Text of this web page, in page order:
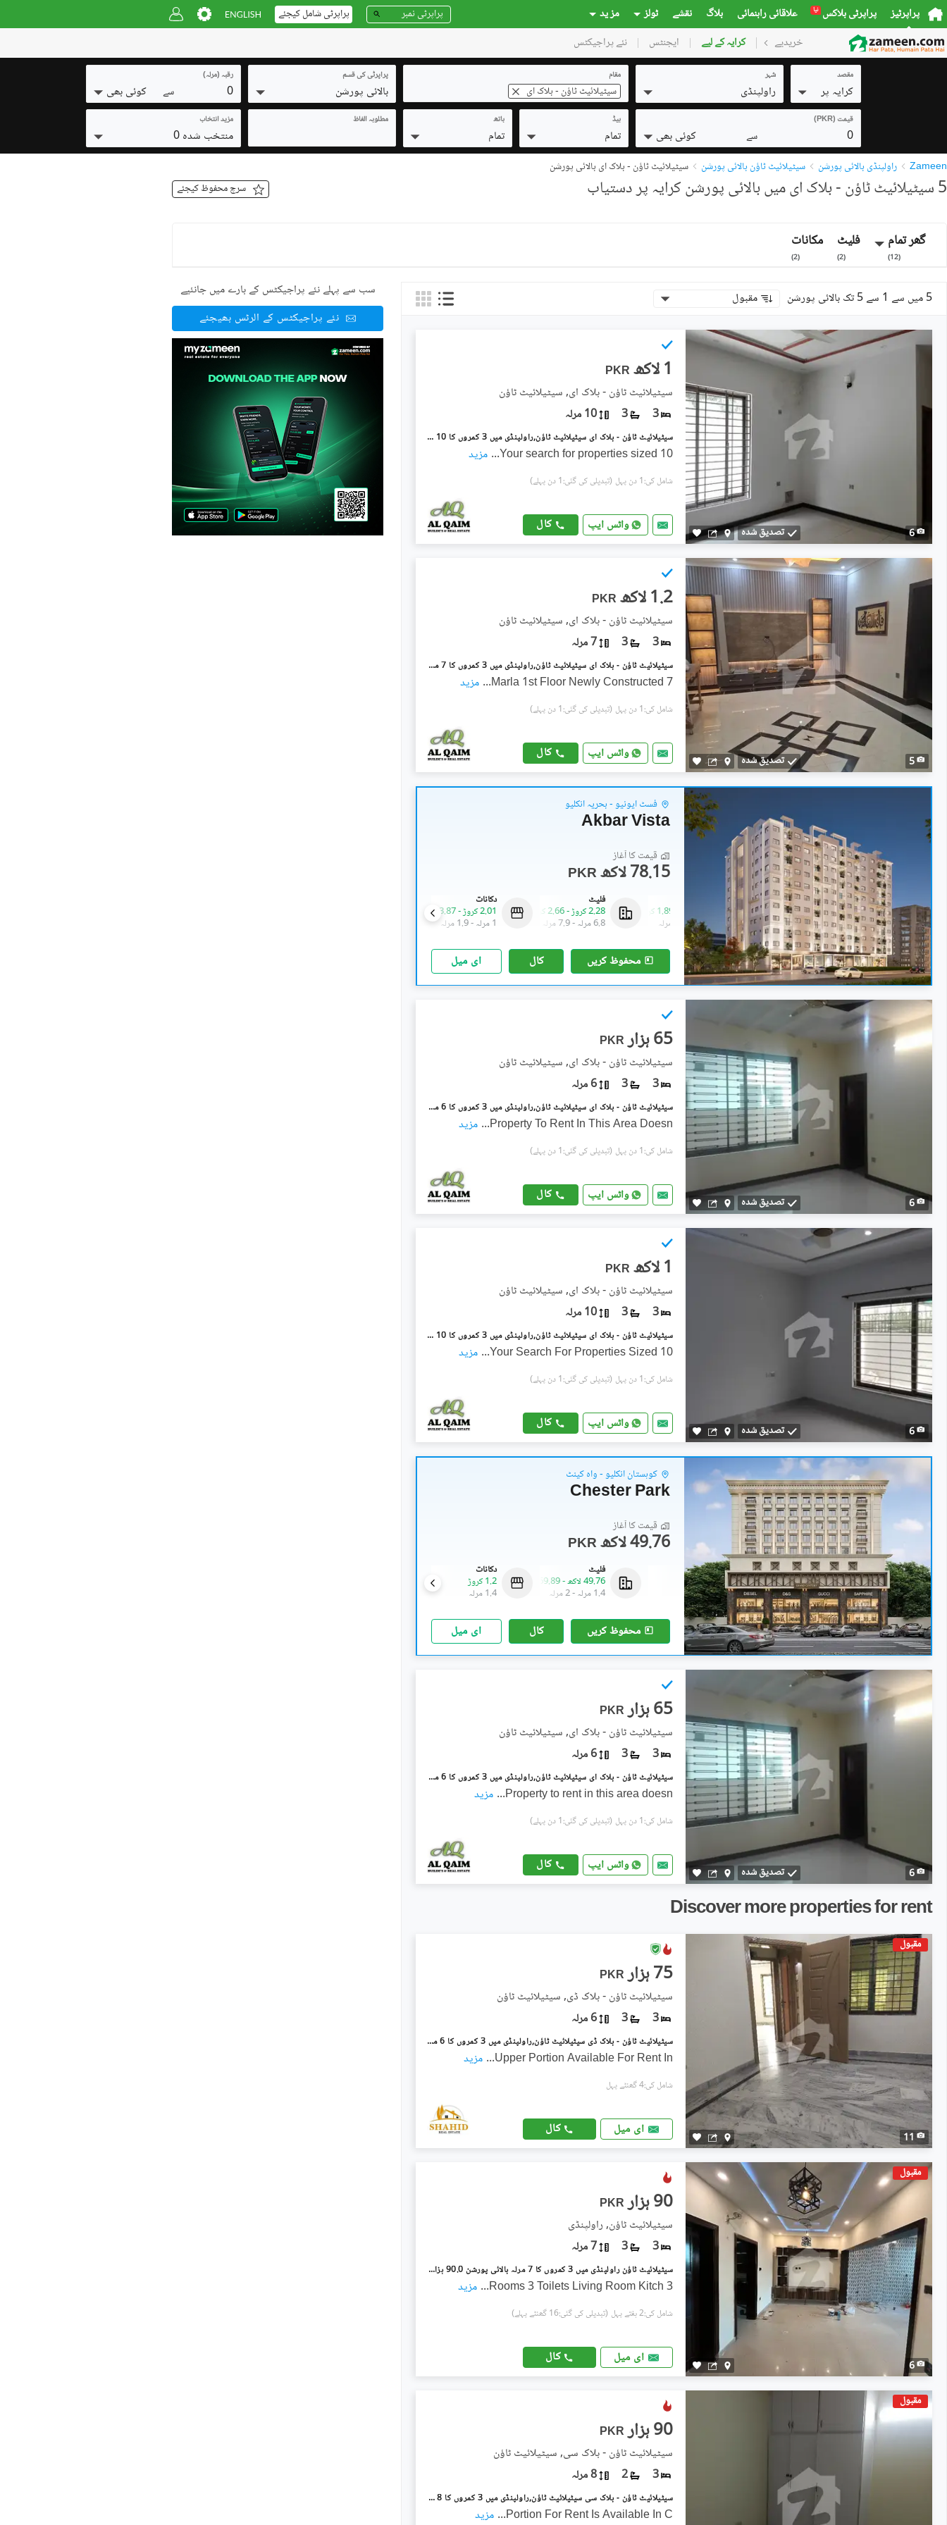
پراپرٹیز پراپرٹی بلاکس نیا علاقائی راہنمائی بلاگ نقشے ٹولز مز ید پراپرٹی شامل کیجئے
خریدیے گھر پلاٹس کمرشل کرایہ کے لیے ایجنٹس نئے پراجیکٹس
مقصد
کرایہ پر
شہر
راولپنڈی
مقام
سیٹیلائیٹ ٹاؤن - بلاک ای
پراپرٹی کی قسم
بالائی پورشن
رقبہ (مرلہ)
0 سے کوئی بھی
قیمت (PKR)
0 سے کوئی بھی
بیڈ
تمام
باتھ
تمام
مطلوبہ الفاظ مزید انتخاب
منتخب شدہ 0
Zameen راولپنڈی بالائی پورشن سیٹیلائیٹ ٹاؤن بالائی پورشن سیٹیلائیٹ ٹاؤن - بلاک ای بالائی پورشن
5 سیٹیلائیٹ ٹاؤن - بلاک ای میں بالائی پورشن کرایہ پر دستیاب سرچ محفوظ کیجئے
گھر تمام
(
12
)
فلیٹ
(
2
)
مکانات
(
2
)
5 میں سے 1 سے 5 تک بالائی پورشن مقبول
6 تصدیق شدہ
PKR 1 لاکھ
سیٹیلائیٹ ٹاؤن - بلاک ای, سیٹیلائیٹ ٹاؤن
3
3 10 مرلہ
سیٹیلائیٹ ٹاؤن - بلاک ای سیٹیلائیٹ ٹاؤن,راولپنڈی میں 3 کمروں کا 10 مرلہ بالائی پورشن 1.0 لاکھ میں کرایہ پر دستیاب ہے۔
Your search for properties sized 10
... مزید
شامل کی:1 دن پہل (تبدیلی کی گئی:1 دن پہلے)
واٹس ایپ کال
5 تصدیق شدہ
PKR 1.2 لاکھ
سیٹیلائیٹ ٹاؤن - بلاک ای, سیٹیلائیٹ ٹاؤن
3
3 7 مرلہ
سیٹیلائیٹ ٹاؤن - بلاک ای سیٹیلائیٹ ٹاؤن,راولپنڈی میں 3 کمروں کا 7 مرلہ بالائی پورشن 1.2 لاکھ میں کرایہ پر دستیاب ہے۔
7 Marla 1st Floor Newly Constructed
... مزید
شامل کی:1 دن پہل (تبدیلی کی گئی:1 دن پہلے)
واٹس ایپ کال
فسٹ ایونیو - بحریہ انکلیو
Akbar Vista
قیمت کا آغاز
PKR 78.15 لاکھ
دکانات
2.01 کروڑ
-3.87 کروڑ
1 مرلہ
-1.9 مرلہ
فلیٹ
2.28 کروڑ
-2.66 کروڑ
6.8 مرلہ
-7.9 مرلہ
1.89 کروڑ
-5.6 مرلہ
محفوظ کریں کال ای میل
6 تصدیق شدہ
PKR 65 ہزار
سیٹیلائیٹ ٹاؤن - بلاک ای, سیٹیلائیٹ ٹاؤن
3
3 6 مرلہ
سیٹیلائیٹ ٹاؤن - بلاک ای سیٹیلائیٹ ٹاؤن,راولپنڈی میں 3 کمروں کا 6 مرلہ بالائی پورشن 65.0 ہزار میں کرایہ پر دستیاب ہے۔
Property To Rent In This Area Doesn
... مزید
شامل کی:1 دن پہل (تبدیلی کی گئی:1 دن پہلے)
واٹس ایپ کال
6 تصدیق شدہ
PKR 1 لاکھ
سیٹیلائیٹ ٹاؤن - بلاک ای, سیٹیلائیٹ ٹاؤن
3
3 10 مرلہ
سیٹیلائیٹ ٹاؤن - بلاک ای سیٹیلائیٹ ٹاؤن,راولپنڈی میں 3 کمروں کا 10 مرلہ بالائی پورشن 1.0 لاکھ میں کرایہ پر دستیاب ہے۔
Your Search For Properties Sized 10
... مزید
شامل کی:1 دن پہل (تبدیلی کی گئی:1 دن پہلے)
واٹس ایپ کال
کوہستان انکلیو - واہ کینٹ
Chester Park
قیمت کا آغاز
PKR 49.76 لاکھ
دکانات
1.2 کروڑ
1.4 مرلہ
فلیٹ
49.76 لاکھ
-69.89 لاکھ
1.4 مرلہ
-2 مرلہ
دکانات
1.69 کروڑ
1.4 مرلہ
محفوظ کریں کال ای میل
6 تصدیق شدہ
PKR 65 ہزار
سیٹیلائیٹ ٹاؤن - بلاک ای, سیٹیلائیٹ ٹاؤن
3
3 6 مرلہ
سیٹیلائیٹ ٹاؤن - بلاک ای سیٹیلائیٹ ٹاؤن,راولپنڈی میں 3 کمروں کا 6 مرلہ بالائی پورشن 65.0 ہزار میں کرایہ پر دستیاب ہے۔
Property to rent in this area doesn
... مزید
شامل کی:1 دن پہل (تبدیلی کی گئی:1 دن پہلے)
واٹس ایپ کال
Discover more properties for rent
مقبول
11
PKR 75 ہزار
سیٹیلائیٹ ٹاؤن - بلاک ڈی, سیٹیلائیٹ ٹاؤن
3
3 6 مرلہ
سیٹیلائیٹ ٹاؤن - بلاک ڈی سیٹیلائیٹ ٹاؤن,راولپنڈی میں 3 کمروں کا 6 مرلہ بالائی پورشن 75.0 ہزار میں کرایہ پر دستیاب ہے۔
Upper Portion Available For Rent In
... مزید
شامل کی:4 گھنٹے پہل
ای میل کال
مقبول
6
PKR 90 ہزار
سیٹیلائیٹ ٹاؤن, راولپنڈی
3
3 7 مرلہ
سیٹیلائیٹ ٹاؤن راولپنڈی میں 3 کمروں کا 7 مرلہ بالائی پورشن 90.0 ہزار میں کرایہ پر دستیاب ہے۔
3 Rooms 3 Toilets Living Room Kitch
... مزید
شامل کی:2 ہفتے پہل (تبدیلی کی گئی:16 گھنٹے پہلے)
ای میل کال
مقبول
PKR 90 ہزار
سیٹیلائیٹ ٹاؤن - بلاک سی, سیٹیلائیٹ ٹاؤن
3
2 8 مرلہ
سیٹیلائیٹ ٹاؤن - بلاک سی سیٹیلائیٹ ٹاؤن,راولپنڈی میں 3 کمروں کا 8 مرلہ بالائی پورشن 90.0 ہزار میں کرایہ پر دستیاب ہے۔
Portion For Rent Is Available In C
... مزید
سب سے پہلے نئے پراجیکٹس کے بارے میں جانئیے
نئے پراجیکٹس کے الرٹس بھیجئے